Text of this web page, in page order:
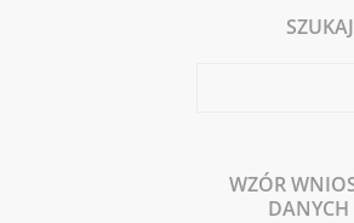
WZÓR